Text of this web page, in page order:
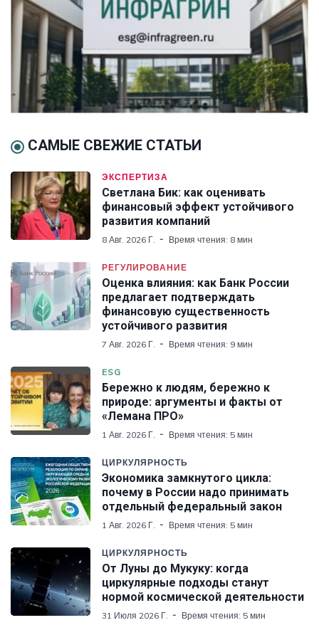
САМЫЕ СВЕЖИЕ СТАТЬИ
ЭКСПЕРТИЗА
Светлана Бик: как оценивать
финансовый эффект устойчивого
развития компаний
8 Авг. 2026 Г. Время чтения: 8 мин
РЕГУЛИРОВАНИЕ
Оценка влияния: как Банк России
предлагает подтверждать
финансовую существенность
устойчивого развития
7 Авг. 2026 Г. Время чтения: 9 мин
ESG
Бережно к людям, бережно к
природе: аргументы и факты от
«Лемана ПРО»
1 Авг. 2026 Г. Время чтения: 5 мин
ЦИРКУЛЯРНОСТЬ
Экономика замкнутого цикла:
почему в России надо принимать
отдельный федеральный закон
1 Авг. 2026 Г. Время чтения: 5 мин
ЦИРКУЛЯРНОСТЬ
От Луны до Мукуку: когда
циркулярные подходы станут
нормой космической деятельности
31 Июля 2026 Г. Время чтения: 5 мин